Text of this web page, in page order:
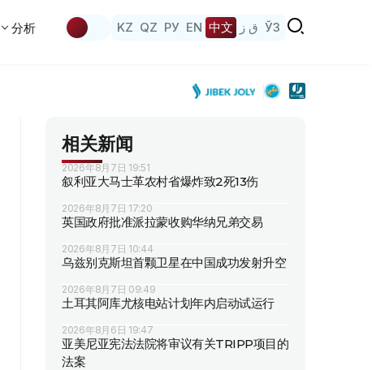
分析 KZ QZ РУ EN 中文 ق ز ЎЗ
相关新闻
2026年8月7日 19:51
叙利亚大马士革农村省爆炸致2死13伤
2026年8月7日 17:20
英国政府批准派拉蒙收购华纳兄弟交易
2026年8月7日 10:44
乌兹别克斯坦首颗卫星在中国成功发射升空
2026年8月7日 09:49
土耳其阿库尤核电站计划年内启动试运行
2026年8月6日 19:47
亚美尼亚宪法法院将审议有关TRIPP项目的
法案